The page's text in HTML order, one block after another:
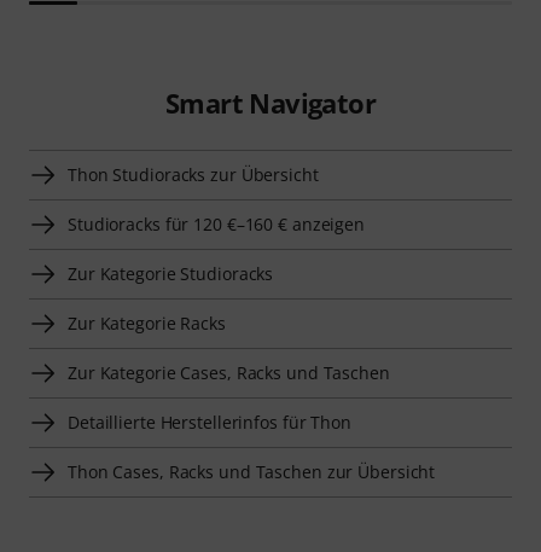
Smart Navigator
Thon Studioracks zur Übersicht
Studioracks für 120 €–160 € anzeigen
Zur Kategorie Studioracks
Zur Kategorie Racks
Zur Kategorie Cases, Racks und Taschen
Detaillierte Herstellerinfos für Thon
Thon Cases, Racks und Taschen zur Übersicht